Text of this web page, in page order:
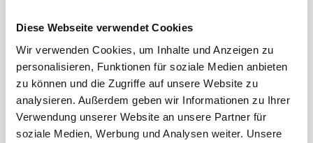
Diese Webseite verwendet Cookies
Wir verwenden Cookies, um Inhalte und Anzeigen zu
personalisieren, Funktionen für soziale Medien anbieten
zu können und die Zugriffe auf unsere Website zu
analysieren. Außerdem geben wir Informationen zu Ihrer
Verwendung unserer Website an unsere Partner für
soziale Medien, Werbung und Analysen weiter. Unsere